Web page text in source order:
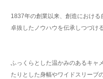
1837年の創業以来、創造における
卓抜したノウハウを伝承しつづけ
ふっくらとした温かみのあるキャ
たりとした身幅やワイドスリーブ